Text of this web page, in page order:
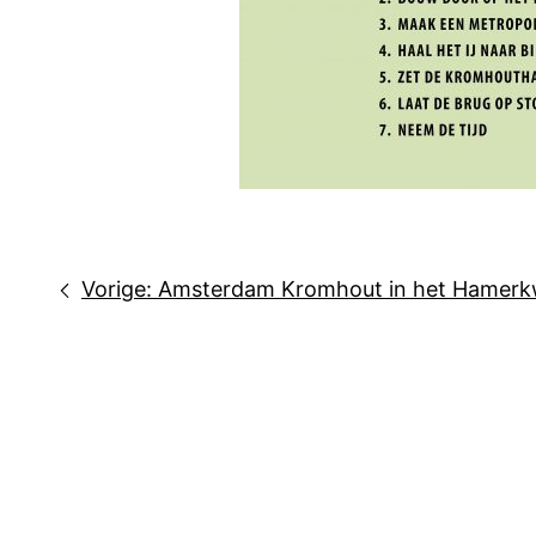
Bericht
Vorige: Amsterdam Kromhout in het